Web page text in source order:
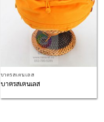
บาตรสเตนเลส
บาตรสเตนเลส